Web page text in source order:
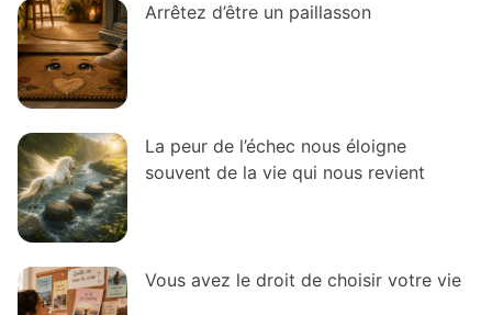
Arrêtez d’être un paillasson
La peur de l’échec nous éloigne
souvent de la vie qui nous revient
Vous avez le droit de choisir votre vie